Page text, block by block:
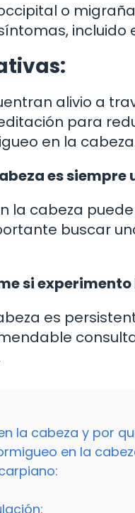
o
incluido
alivio a
para
en la
es
la cabeza
buscar
si
es
la cabeza y por
en la